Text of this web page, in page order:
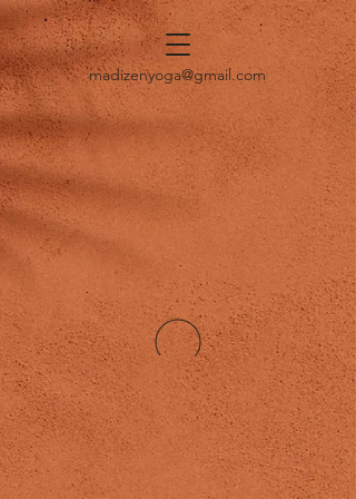
madizenyoga@gmail.com